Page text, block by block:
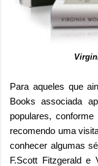
Para aqueles que
Books associada
populares,
recomendo uma
conhecer algumas
F.Scott Fitzgerald e